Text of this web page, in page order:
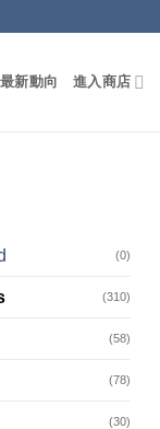
最新動向 進入商店
(0)
(310)
(58)
(78)
(30)